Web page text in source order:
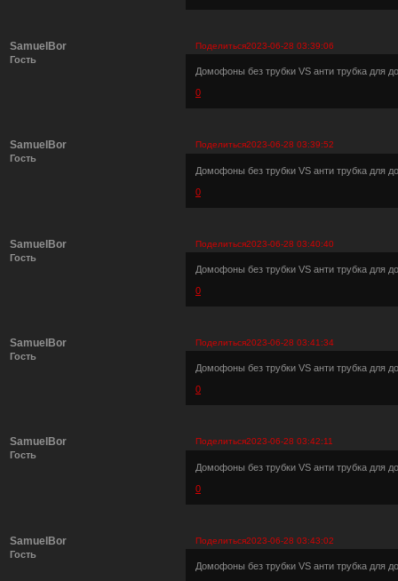
Поделиться2023-06-28 03:39:06
SamuelBor
Гость
Домофоны без трубки VS анти трубка для
0
Поделиться2023-06-28 03:39:52
SamuelBor
Гость
Домофоны без трубки VS анти трубка для
0
Поделиться2023-06-28 03:40:40
SamuelBor
Гость
Домофоны без трубки VS анти трубка для
0
Поделиться2023-06-28 03:41:34
SamuelBor
Гость
Домофоны без трубки VS анти трубка для
0
Поделиться2023-06-28 03:42:11
SamuelBor
Гость
Домофоны без трубки VS анти трубка для
0
Поделиться2023-06-28 03:43:02
SamuelBor
Гость
Домофоны без трубки VS анти трубка для